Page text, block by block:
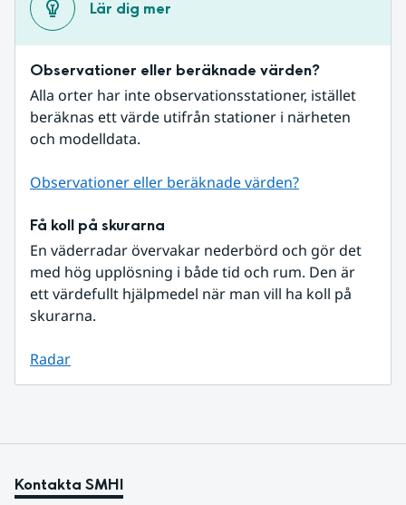
Lär dig mer
Observationer eller beräknade värden?
Alla orter har inte observationsstationer, istället
beräknas ett värde utifrån stationer i närheten
och modelldata.
Observationer eller beräknade värden?
Få koll på skurarna
En väderradar övervakar nederbörd och gör det
med hög upplösning i både tid och rum. Den är
ett värdefullt hjälpmedel när man vill ha koll på
skurarna.
Radar
Kontakta SMHI